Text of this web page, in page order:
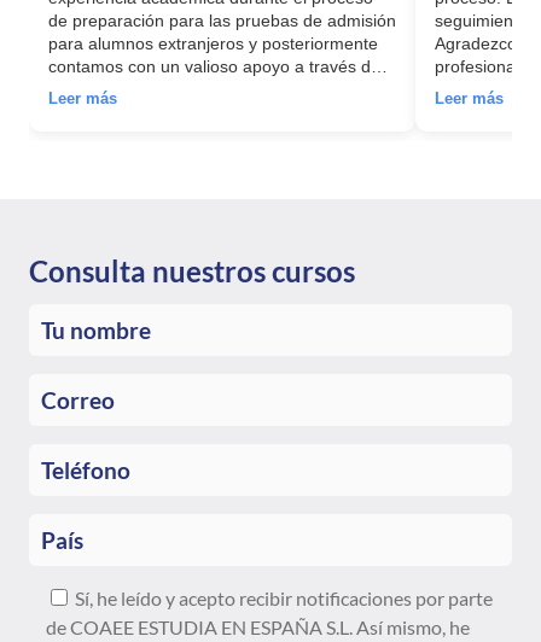
de preparación para las pruebas de admisión
para alumnos extranjeros y posteriormente
contamos con un valioso apoyo a través del
proceso de postulación de nuestra hija a la
España, UNEDasiss, es recomendable
Leer más
seguimiento
Agradezco
Leer más
Consulta nuestros cursos
Sí, he leído y acepto recibir notificaciones por parte
de COAEE ESTUDIA EN ESPAÑA S.L. Así mismo, he